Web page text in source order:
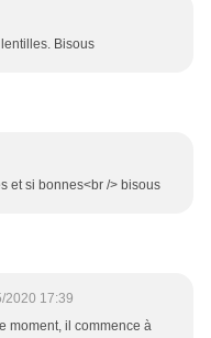
Bisous
et si bonnes<br /> bisous
2020 17:39
moment, il commence à